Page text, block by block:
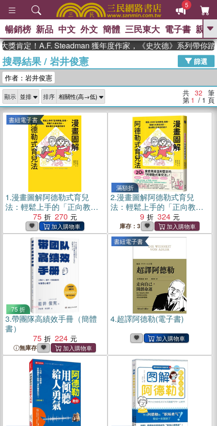
5
GO
高希均教授回憶錄
、 The Odyssey 、 父親節 、 如果歷
獎 臺灣漫遊錄 、 方念華 、 台灣的李
登輝時代
數學女孩：黎曼猜想 、
偉大的迷走神經
暢銷榜 新品 中文 外文 簡體 三民東大 電子書 親子
定！A.F. Steadman 獲年度作家，《史坎德》系列帶你踏上熱
搜尋結果/ 岩井俊憲
篩選
作者：岩井俊憲
顯示 排序 共 32 筆
第 1 / 1 頁
書紐電子書
1.漫畫圖解阿德勒式育兒
法：輕鬆上手的「正向教
養」指南，掌握六大育兒方
針，養出獨立又自信的孩子
(電子書)
75 270
滿額折
2.漫畫圖解阿德勒式育兒
法：輕鬆上手的「正向教
養」指南，掌握六大育兒方
針，養出獨立又自信的孩子
9 324
庫存：3
75 折
3.帶團隊高績效手冊（簡體
書）
75
224
無庫存
書紐電子書
4.超譯阿德勒(電子書)